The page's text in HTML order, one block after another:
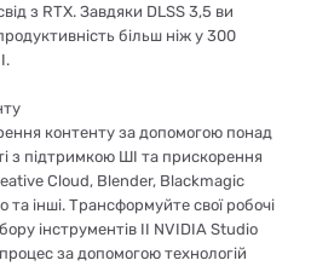
з RTX. Завдяки DLSS 3,5 ви
більш ніж у 300
контенту за допомогою понад
з підтримкою ШІ та прискорення
Cloud, Blender, Blackmagic
та інші. Трансформуйте свої робочі
інструментів ІІ NVIDIA Studio
за допомогою технологій